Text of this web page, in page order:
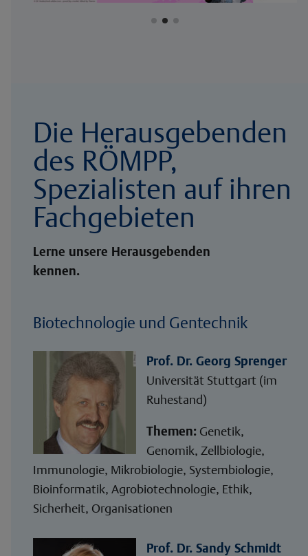
Die Herausgebenden
des RÖMPP,
Spezialisten auf ihren
Fachgebieten
Lerne unsere Herausgebenden
kennen.
Biotechnologie und Gentechnik
Prof. Dr. Georg Sprenger
Universität Stuttgart (im
Ruhestand)
Themen: Genetik,
Genomik, Zellbiologie,
Immunologie, Mikrobiologie, Systembiologie,
Bioinformatik, Agrobiotechnologie, Ethik,
Sicherheit, Organisationen
Prof. Dr. Sandy Schmidt